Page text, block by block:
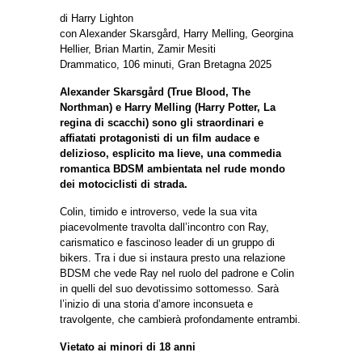
di Harry Lighton
con Alexander Skarsgård, Harry Melling, Georgina
Hellier, Brian Martin, Zamir Mesiti
Drammatico, 106 minuti, Gran Bretagna 2025
Alexander Skarsgård (True Blood, The
Northman) e Harry Melling (Harry Potter, La
regina di scacchi) sono gli straordinari e
affiatati protagonisti di un film audace e
delizioso, esplicito ma lieve, una commedia
romantica BDSM ambientata nel rude mondo
dei motociclisti di strada.
Colin, timido e introverso, vede la sua vita
piacevolmente travolta dall’incontro con Ray,
carismatico e fascinoso leader di un gruppo di
bikers. Tra i due si instaura presto una relazione
BDSM che vede Ray nel ruolo del padrone e Colin
in quelli del suo devotissimo sottomesso. Sarà
l’inizio di una storia d’amore inconsueta e
travolgente, che cambierà profondamente entrambi.
Vietato ai minori di 18 anni